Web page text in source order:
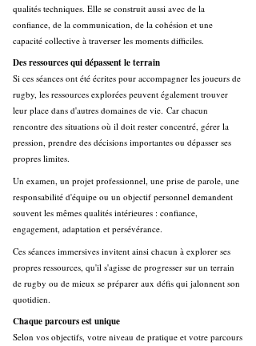
qualités techniques. Elle se construit aussi avec de la
confiance, de la communication, de la cohésion et une
capacité collective à traverser les moments difficiles.
Des ressources qui dépassent le terrain
Si ces séances ont été écrites pour accompagner les joueurs de
rugby, les ressources explorées peuvent également trouver
leur place dans d'autres domaines de vie. Car chacun
rencontre des situations où il doit rester concentré, gérer la
pression, prendre des décisions importantes ou dépasser ses
propres limites.
Un examen, un projet professionnel, une prise de parole, une
responsabilité d'équipe ou un objectif personnel demandent
souvent les mêmes qualités intérieures : confiance,
engagement, adaptation et persévérance.
Ces séances immersives invitent ainsi chacun à explorer ses
propres ressources, qu'il s'agisse de progresser sur un terrain
de rugby ou de mieux se préparer aux défis qui jalonnent son
quotidien.
Chaque parcours est unique
Selon vos objectifs, votre niveau de pratique et votre parcours